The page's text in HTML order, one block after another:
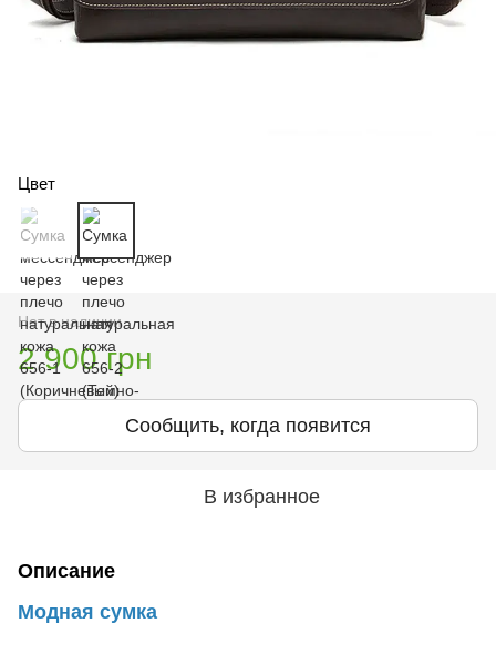
Цвет
Нет в наличии
2 900 грн
Сообщить, когда появится
В избранное
Описание
Модная сумка